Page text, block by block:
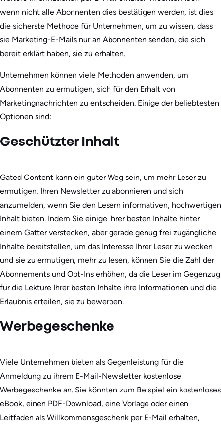
wenn nicht alle Abonnenten dies bestätigen werden, ist dies
die sicherste Methode für Unternehmen, um zu wissen, dass
sie Marketing-E-Mails nur an Abonnenten senden, die sich
bereit erklärt haben, sie zu erhalten.
Unternehmen können viele Methoden anwenden, um
Abonnenten zu ermutigen, sich für den Erhalt von
Marketingnachrichten zu entscheiden. Einige der beliebtesten
Optionen sind:
Geschützter Inhalt
Gated Content kann ein guter Weg sein, um mehr Leser zu
ermutigen, Ihren Newsletter zu abonnieren und sich
anzumelden, wenn Sie den Lesern informativen, hochwertigen
Inhalt bieten. Indem Sie einige Ihrer besten Inhalte hinter
einem Gatter verstecken, aber gerade genug frei zugängliche
Inhalte bereitstellen, um das Interesse Ihrer Leser zu wecken
und sie zu ermutigen, mehr zu lesen, können Sie die Zahl der
Abonnements und Opt-Ins erhöhen, da die Leser im Gegenzug
für die Lektüre Ihrer besten Inhalte ihre Informationen und die
Erlaubnis erteilen, sie zu bewerben.
Werbegeschenke
Viele Unternehmen bieten als Gegenleistung für die
Anmeldung zu ihrem E-Mail-Newsletter kostenlose
Werbegeschenke an. Sie könnten zum Beispiel ein kostenloses
eBook, einen PDF-Download, eine Vorlage oder einen
Leitfaden als Willkommensgeschenk per E-Mail erhalten,